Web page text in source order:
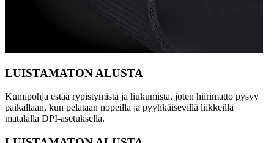
LUISTAMATON ALUSTA
Kumipohja estää rypistymistä ja liukumista, joten hiirimatto pysyy
paikallaan, kun pelataan nopeilla ja pyyhkäisevillä liikkeillä
matalalla DPI-asetuksella.